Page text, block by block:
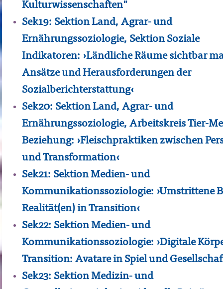
Kulturwissenschaften"
Sek19: Sektion Land, Agrar- und
Ernährungssoziologie, Sektion Soziale
Indikatoren: ›Ländliche Räume sichtbar
Ansätze und Herausforderungen der
Sozialberichterstattung‹
Sek20: Sektion Land, Agrar- und
Ernährungssoziologie, Arbeitskreis Tier-
Beziehung: ›Fleischpraktiken zwischen
und Transformation‹
Sek21: Sektion Medien- und
Kommunikationssoziologie: ›Umstrittene
Realität(en) in Transition‹
Sek22: Sektion Medien- und
Kommunikationssoziologie: ›Digitale
Transition: Avatare in Spiel und
Sek23: Sektion Medizin- und